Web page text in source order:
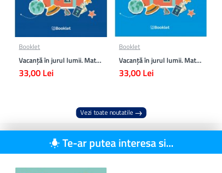
Booklet
Vacanță în jurul lumii. Matematică clasa a VII-a – EDIȚIA 2026
33,00 Lei
Booklet
Vacanță în jurul lumii. Matematică clasa a VI-a – EDIȚIA 2026
33,00 Lei
Vezi toate noutatile
Te-ar putea interesa si...